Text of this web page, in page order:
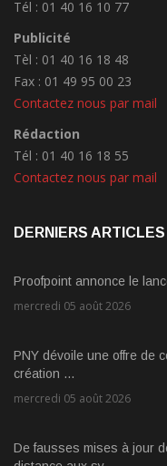
Tél : 01 40 16 10 77
Publicité
Tèl : 01 40 16 18 48
Fax : 01 49 95 00 23
Contactez nous par mail
Rédaction
Tél : 01 40 16 18 55
Contactez nous par mail
DERNIERS ARTICLES
Proofpoint annonce le
mercredi 05 août 2026
PNY dévoile une offre de
création ...
mercredi 05 août 2026
De fausses mises à jour